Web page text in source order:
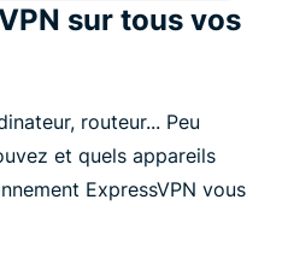
sur tous vos
routeur... Peu
et quels appareils
ExpressVPN vous